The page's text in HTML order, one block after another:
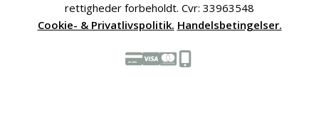
rettigheder forbeholdt. Cvr: 33963548
Cookie- & Privatlivspolitik. Handelsbetingelser.